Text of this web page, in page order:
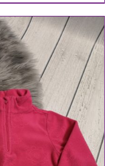
DETAILS